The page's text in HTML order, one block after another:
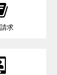
求